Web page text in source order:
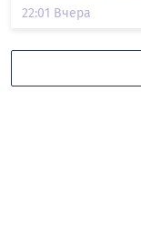
22:01 Вчера